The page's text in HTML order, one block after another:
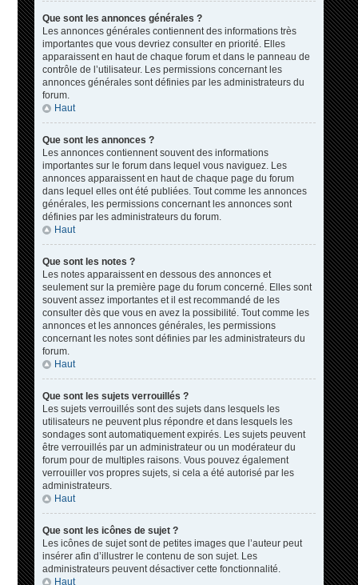
Que sont les annonces générales ?
Les annonces générales contiennent des informations très
importantes que vous devriez consulter en priorité. Elles
apparaissent en haut de chaque forum et dans le panneau de
contrôle de l’utilisateur. Les permissions concernant les
annonces générales sont définies par les administrateurs du
forum.
Haut
Que sont les annonces ?
Les annonces contiennent souvent des informations
importantes sur le forum dans lequel vous naviguez. Les
annonces apparaissent en haut de chaque page du forum
dans lequel elles ont été publiées. Tout comme les annonces
générales, les permissions concernant les annonces sont
définies par les administrateurs du forum.
Haut
Que sont les notes ?
Les notes apparaissent en dessous des annonces et
seulement sur la première page du forum concerné. Elles sont
souvent assez importantes et il est recommandé de les
consulter dès que vous en avez la possibilité. Tout comme les
annonces et les annonces générales, les permissions
concernant les notes sont définies par les administrateurs du
forum.
Haut
Que sont les sujets verrouillés ?
Les sujets verrouillés sont des sujets dans lesquels les
utilisateurs ne peuvent plus répondre et dans lesquels les
sondages sont automatiquement expirés. Les sujets peuvent
être verrouillés par un administrateur ou un modérateur du
forum pour de multiples raisons. Vous pouvez également
verrouiller vos propres sujets, si cela a été autorisé par les
administrateurs.
Haut
Que sont les icônes de sujet ?
Les icônes de sujet sont de petites images que l’auteur peut
insérer afin d’illustrer le contenu de son sujet. Les
administrateurs peuvent désactiver cette fonctionnalité.
Haut